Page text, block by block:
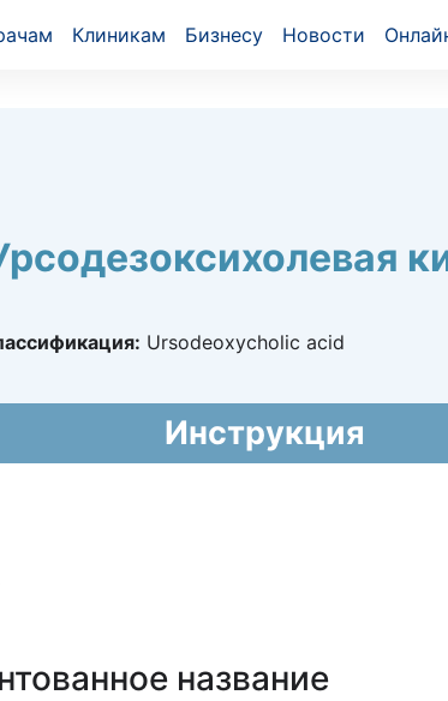
Клиникам Бизнесу Новости
Ursodeoxycholic acid
Инструкция
название